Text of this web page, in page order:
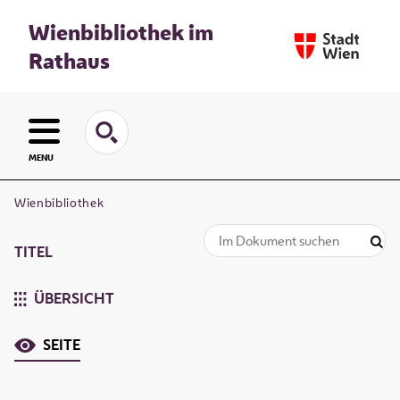
Wienbibliothek im
Rathaus
MENU
Wienbibliothek
TITEL
ÜBERSICHT
SEITE